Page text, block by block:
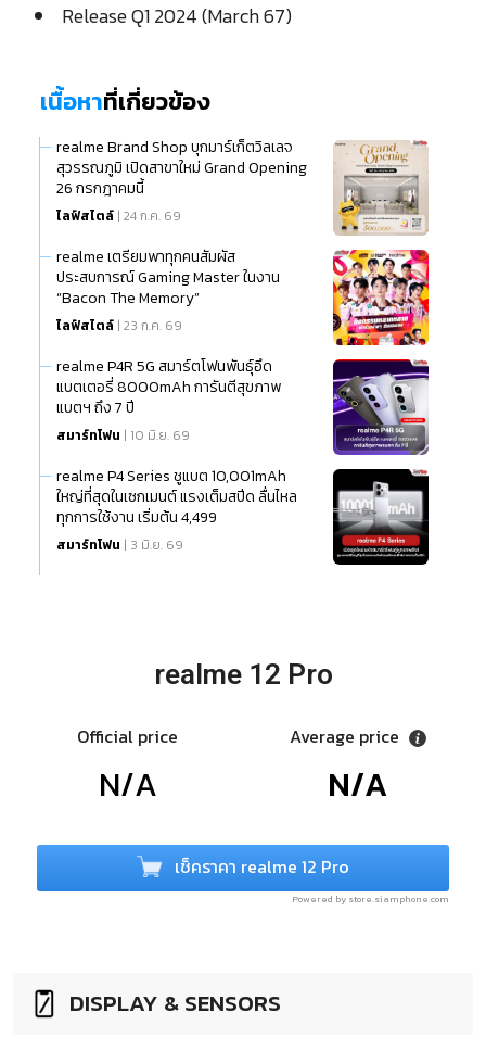
Release Q1 2024 (March 67)
เนื้อหาที่เกี่ยวข้อง
realme Brand Shop บุกมาร์เก็ตวิลเลจ
สุวรรณภูมิ เปิดสาขาใหม่ Grand Opening
26 กรกฎาคมนี้
ไลฟ์สไตล์ | 24 ก.ค. 69
realme เตรียมพาทุกคนสัมผัส
ประสบการณ์ Gaming Master ในงาน
“Bacon The Memory”
ไลฟ์สไตล์ | 23 ก.ค. 69
realme P4R 5G สมาร์ตโฟนพันธุ์อึด
แบตเตอรี่ 8000mAh การันตีสุขภาพ
แบตฯ ถึง 7 ปี
สมาร์ทโฟน | 10 มิ.ย. 69
realme P4 Series ชูแบต 10,001mAh
ใหญ่ที่สุดในเซกเมนต์ แรงเต็มสปีด ลื่นไหล
ทุกการใช้งาน เริ่มต้น 4,499
สมาร์ทโฟน | 3 มิ.ย. 69
realme 12 Pro
Official price
N/A
Average price
N/A
เช็คราคา realme 12 Pro
Powered by store.siamphone.com
DISPLAY & SENSORS